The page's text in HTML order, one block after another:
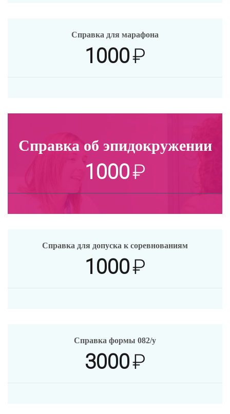
Справка для марафона
1000₽
Справка об эпидокружении
1000₽
Справка для допуска к соревнованиям
1000₽
Cправка формы 082/у
3000₽